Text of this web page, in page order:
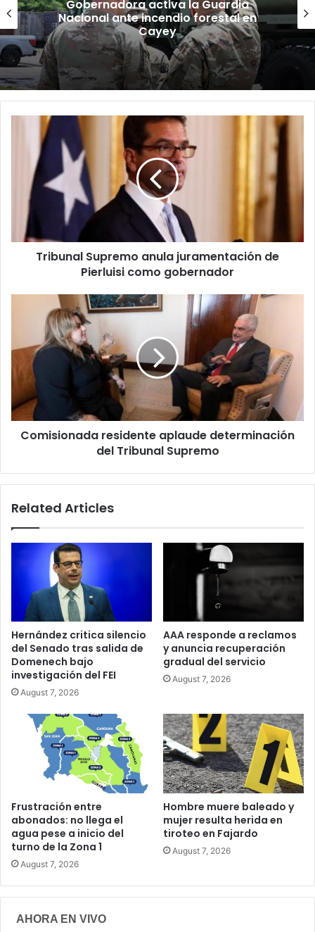
“Camisa hecha a la medida”:
Planificador cuestiona aprobación
de consulta de ubicación de Esencia
Supremo
juramentación
Pierluisi
como
gobernador
Tribunal Supremo anula juramentación de
Pierluisi como gobernador
Comisionada
residente
aplaude
determinación
Tribunal
Supremo
Comisionada residente aplaude determinación
del Tribunal Supremo
Related Articles
Hernández critica silencio
del Senado tras salida de
Domenech bajo
investigación del FEI
August 7, 2026
AAA responde a reclamos
y anuncia recuperación
gradual del servicio
August 7, 2026
Frustración entre
abonados: no llega el
agua pese a inicio del
turno de la Zona 1
August 7, 2026
Hombre muere baleado y
mujer resulta herida en
tiroteo en Fajardo
August 7, 2026
AHORA EN VIVO